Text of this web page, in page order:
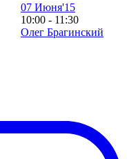
07 Июня'15
10:00 - 11:30
Олег Брагинский